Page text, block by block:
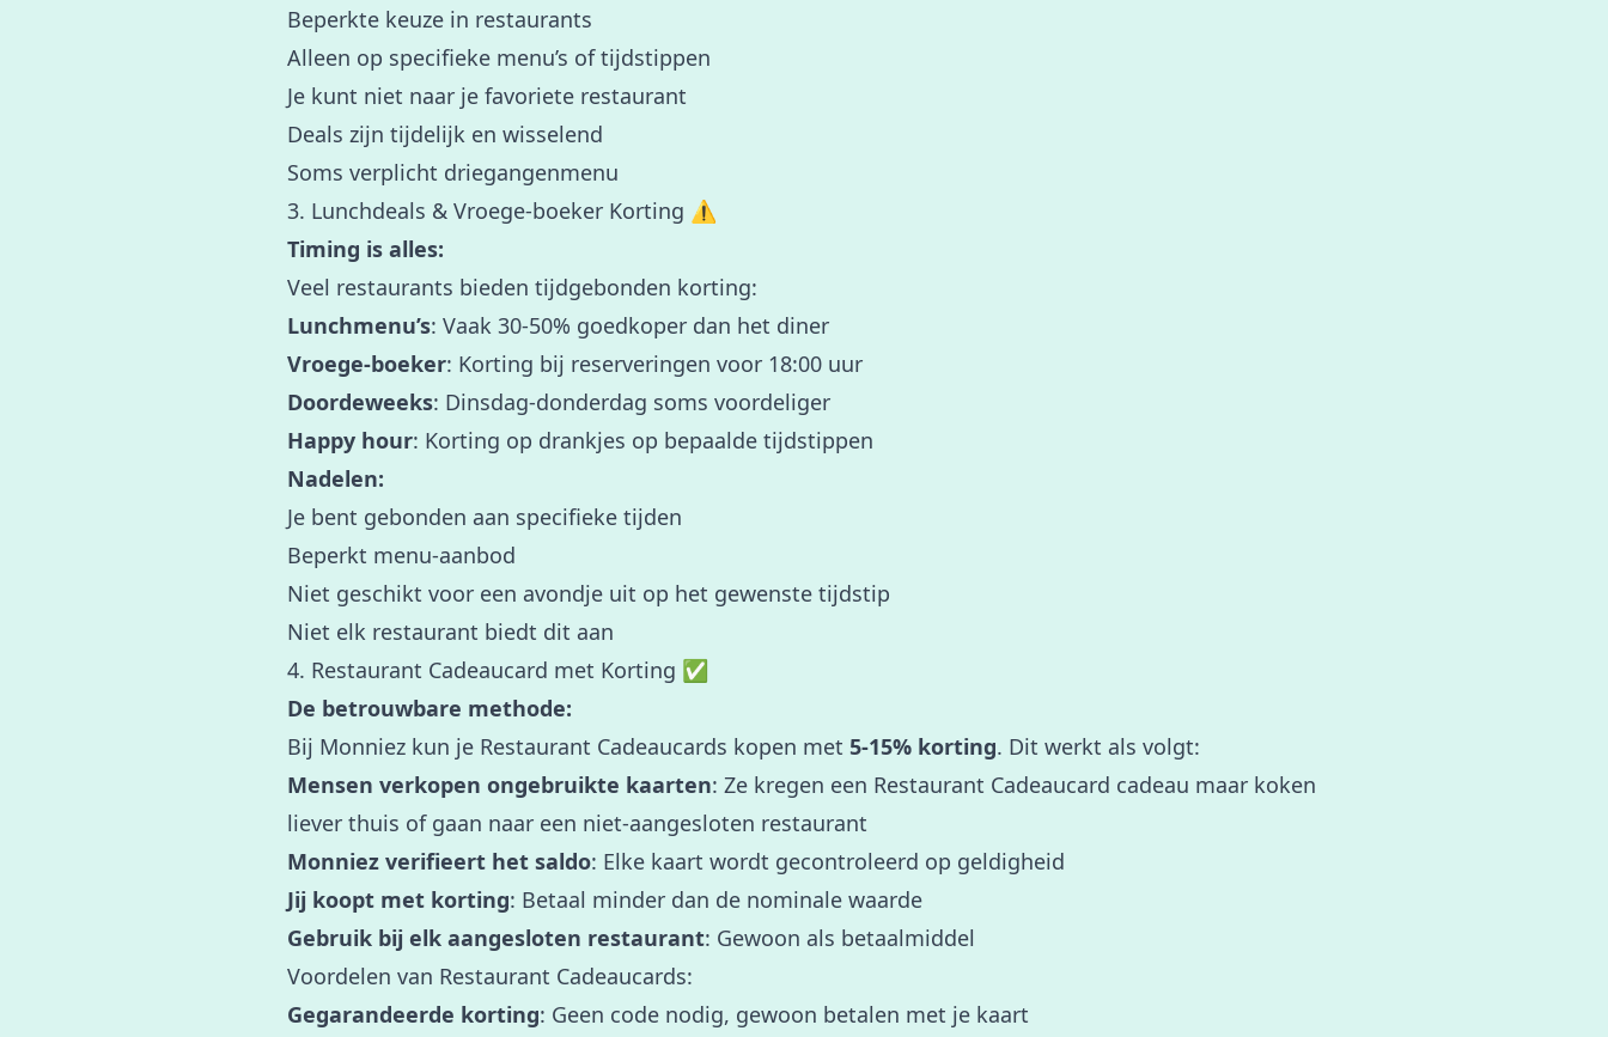
Beperkte keuze in restaurants
Alleen op specifieke menu’s of tijdstippen
Je kunt niet naar je favoriete restaurant
Deals zijn tijdelijk en wisselend
Soms verplicht driegangenmenu
3. Lunchdeals & Vroege-boeker Korting ⚠️
Timing is alles:
Veel restaurants bieden tijdgebonden korting:
Lunchmenu’s: Vaak 30-50% goedkoper dan het diner
Vroege-boeker: Korting bij reserveringen voor 18:00 uur
Doordeweeks: Dinsdag-donderdag soms voordeliger
Happy hour: Korting op drankjes op bepaalde tijdstippen
Nadelen:
Je bent gebonden aan specifieke tijden
Beperkt menu-aanbod
Niet geschikt voor een avondje uit op het gewenste tijdstip
Niet elk restaurant biedt dit aan
4. Restaurant Cadeaucard met Korting ✅
De betrouwbare methode:
Bij Monniez kun je Restaurant Cadeaucards kopen met 5-15% korting. Dit werkt als volgt:
Mensen verkopen ongebruikte kaarten: Ze kregen een Restaurant Cadeaucard cadeau maar koken
liever thuis of gaan naar een niet-aangesloten restaurant
Monniez verifieert het saldo: Elke kaart wordt gecontroleerd op geldigheid
Jij koopt met korting: Betaal minder dan de nominale waarde
Gebruik bij elk aangesloten restaurant: Gewoon als betaalmiddel
Voordelen van Restaurant Cadeaucards:
Gegarandeerde korting: Geen code nodig, gewoon betalen met je kaart